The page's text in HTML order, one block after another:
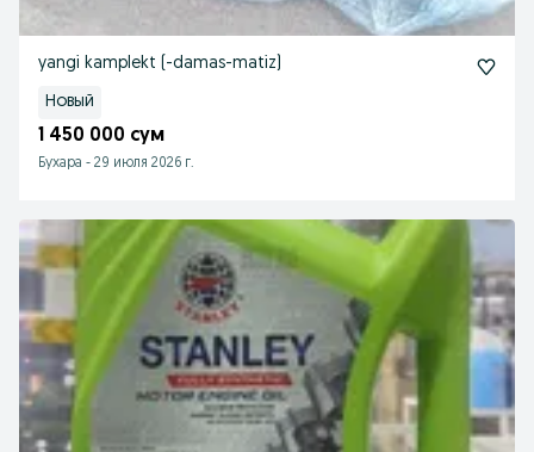
yangi kamplekt (-damas-matiz)
Новый
1 450 000 сум
Бухара - 29 июля 2026 г.